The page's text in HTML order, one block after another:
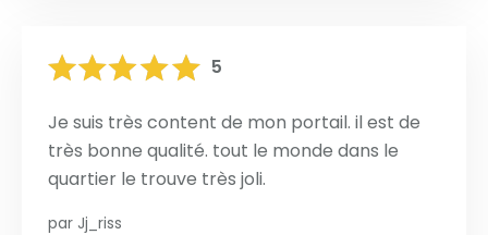
5
Je suis très content de mon portail. il est de
très bonne qualité. tout le monde dans le
quartier le trouve très joli.
par Jj_riss